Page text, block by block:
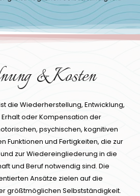
& Kosten
die Wiederherstellung, Entwicklung,
oder Kompensation der
psychischen, kognitiven
Funktionen und Fertigkeiten, die zur
zur Wiedereingliederung in die
und Beruf notwendig sind. Die
Ansätze zielen auf die
größtmöglichen Selbstständigkeit.